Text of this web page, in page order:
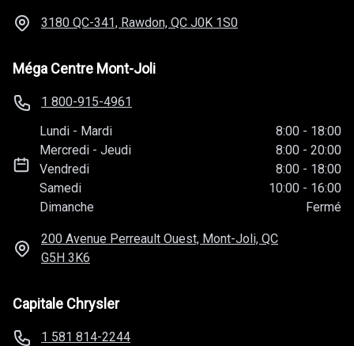
3180 QC-341, Rawdon, QC J0K 1S0
Méga Centre Mont-Joli
1 800-915-4961
Lundi - Mardi 8:00 - 18:00
Mercredi -Jeudi 8:00 - 20:00
Vendredi
8:00 - 18:00
Samedi
10:00 - 16:00
Dimanche
Fermé
200 Avenue Perreault Ouest, Mont-Joli, QC
G5H 3K6
Capitale Chrysler
1 581 814-2244